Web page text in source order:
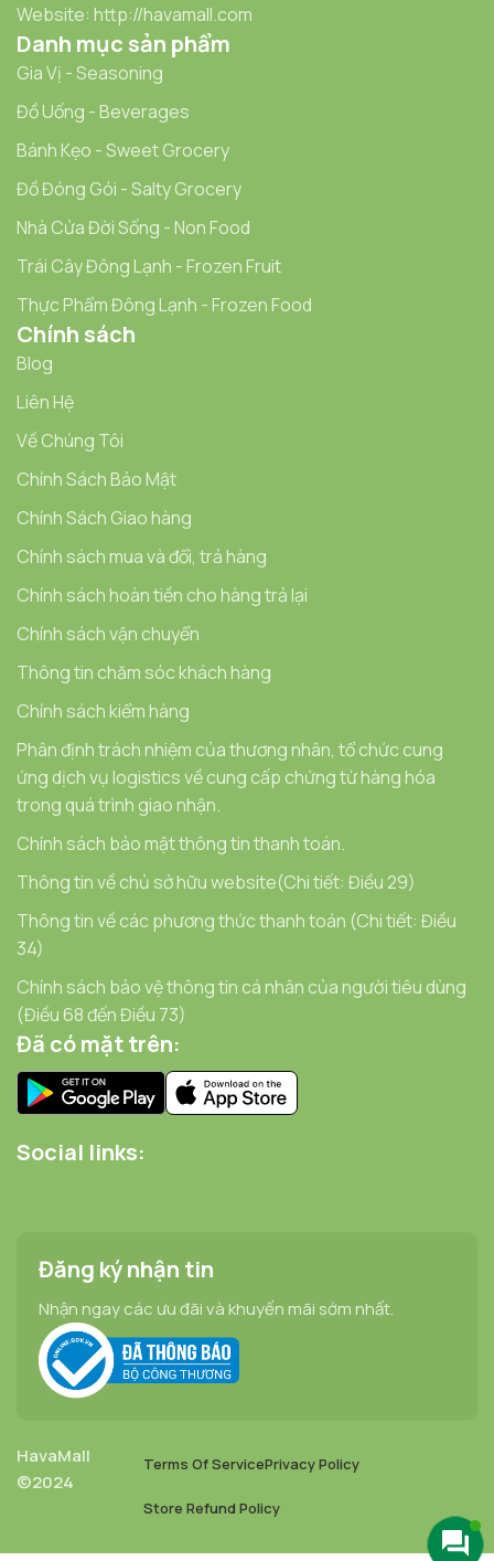
Website: http://havamall.com
Danh mục sản phẩm
Gia Vị - Seasoning
Đồ Uống - Beverages
Bánh Kẹo - Sweet Grocery
Đồ Đóng Gói - Salty Grocery
Nhà Cửa Đời Sống - Non Food
Trái Cây Đông Lạnh - Frozen Fruit
Thực Phẩm Đông Lạnh - Frozen Food
Chính sách
Blog
Liên Hệ
Về Chúng Tôi
Chính Sách Bảo Mật
Chính Sách Giao hàng
Chính sách mua và đổi, trả hàng
Chính sách hoàn tiền cho hàng trả lại
Chính sách vận chuyển
Thông tin chăm sóc khách hàng
Chính sách kiểm hàng
Phân định trách nhiệm của thương nhân, tổ chức cung
ứng dịch vụ logistics về cung cấp chứng từ hàng hóa
trong quá trình giao nhận.
Chính sách bảo mật thông tin thanh toán.
Thông tin về chủ sở hữu website(Chi tiết: Điều 29)
Thông tin về các phương thức thanh toán (Chi tiết: Điều
34)
Chính sách bảo vệ thông tin cá nhân của người tiêu dùng
(Điều 68 đến Điều 73)
Đã có mặt trên:
Social links:
Đăng ký nhận tin
Nhận ngay các ưu đãi và khuyến mãi sớm nhất.
HavaMall
©2024
Terms Of ServicePrivacy Policy
Store Refund Policy